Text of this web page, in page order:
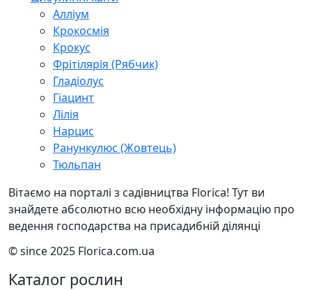
Алліум
Крокосмія
Крокус
Фрітілярія (Рябчик)
Гладіолус
Гіацинт
Лілія
Нарцис
Ранункулюс (Жовтець)
Тюльпан
Вітаємо на порталі з садівництва Florica! Тут ви
знайдете абсолютно всю необхідну інформацію про
ведення господарства на присадибній ділянці
© since 2025 Florica.com.ua
Каталог рослин